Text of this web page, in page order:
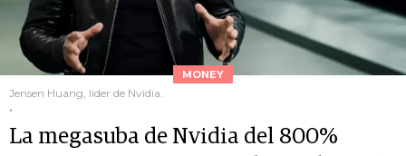
MONEY
Jensen Huang, líder de Nvidia.
.
La megasuba de Nvidia del 800%